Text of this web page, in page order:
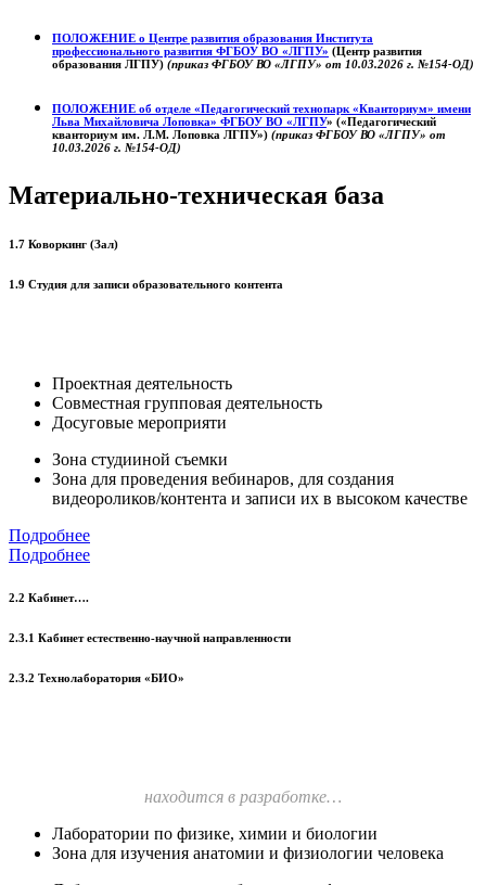
ПОЛОЖЕНИЕ о Центре развития образования Института
профессионального развития ФГБОУ ВО «ЛГПУ» (Центр развития
образования ЛГПУ) (приказ ФГБОУ ВО «ЛГПУ» от 10.03.2026 г. №154-ОД)
ПОЛОЖЕНИЕ об отделе «Педагогический технопарк «Кванториум» имени
Льва Михайловича Лоповка» ФГБОУ ВО «ЛГПУ» («Педагогический
кванториум им. Л.М. Лоповка ЛГПУ») (приказ ФГБОУ ВО «ЛГПУ» от
10.03.2026 г. №154-ОД)
Материально-техническая база
1.7 Коворкинг (Зал)
1.9 Студия для записи образовательного контента
Проектная деятельность
Совместная групповая деятельность
Досуговые мероприяти
Зона студииной съемки
Зона для проведения вебинаров, для создания
видеороликов/контента и записи их в высоком качестве
Подробнее
Подробнее
2.2 Кабинет….
2.3.1 Кабинет естественно-научной направленности
2.3.2 Технолаборатория «БИО»
находится в разработке…
Лаборатории по физике, химии и биологии
Зона для изучения анатомии и физиологии человека